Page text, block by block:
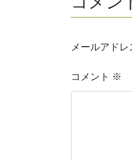
メールアド
コメント ※